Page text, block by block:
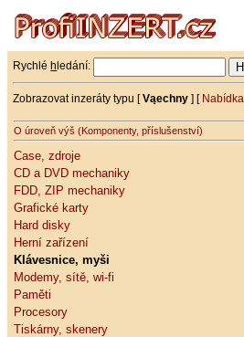
Rychlé h ledání:
Zobrazovat inzeráty typu [Vąechny ] [ Nabídka
O úroveň výš (Komponenty, příslušenství)
Case, zdroje
CD a DVD mechaniky
FDD, ZIP mechaniky
Grafické karty
Hard disky
Herní zařízení
Klávesnice, myši
Modemy, sítě, wi-fi
Paměti
Procesory
Tiskárny, skenery